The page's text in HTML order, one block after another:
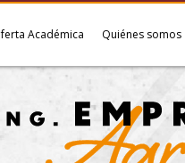
Académica Quiénes somos